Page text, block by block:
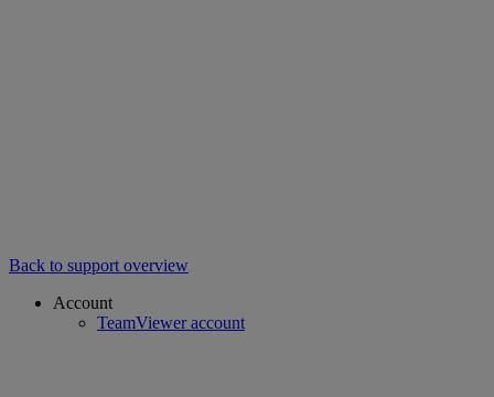
Back to support overview
Account
TeamViewer account